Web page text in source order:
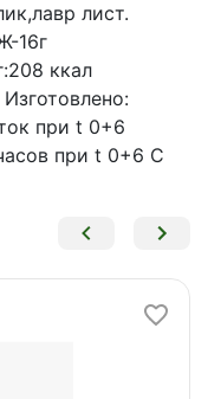
лист.
16г
ккал
при t 0+6
при t 0+6 С